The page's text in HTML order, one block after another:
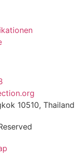
10510, Thailand